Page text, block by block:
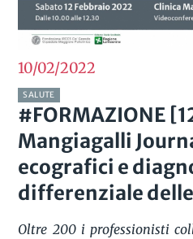
10/022022
SALUTE
#FORMAZIONE
Mangiagalli
ecografici e
differenziale
Oltre 200 i professionisti